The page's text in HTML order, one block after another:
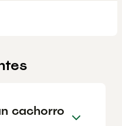
cachorro